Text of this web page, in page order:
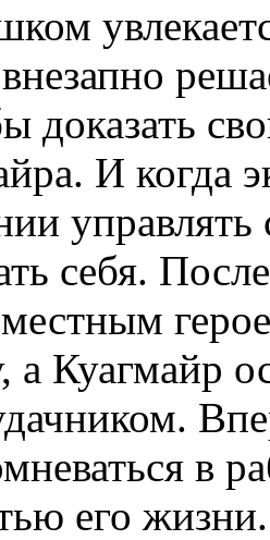
доказать
И когда
себя.
Куагмайр
в
его жизни.